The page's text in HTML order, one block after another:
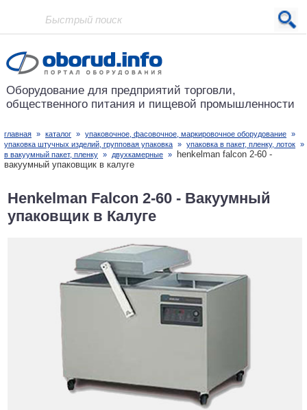
Проект основан в 2001 году
Оборудование для предприятий торговли,
общественного питания и пищевой промышленности
главная » каталог » упаковочное, фасовочное, маркировочное оборудование »
упаковка штучных изделий, групповая упаковка » упаковка в пакет, пленку, лоток »
в вакуумный пакет, пленку » двухкамерные »
henkelman falcon 2-60 -
вакуумный упаковщик в калуге
Henkelman Falcon 2-60 - Вакуумный
упаковщик в Калуге